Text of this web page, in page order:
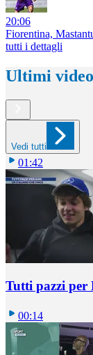
20:06
Fiorentina,
tutti i dettagli
Ultimi video
Vedi tutti
01:42
Tutti pazzi per
00:14